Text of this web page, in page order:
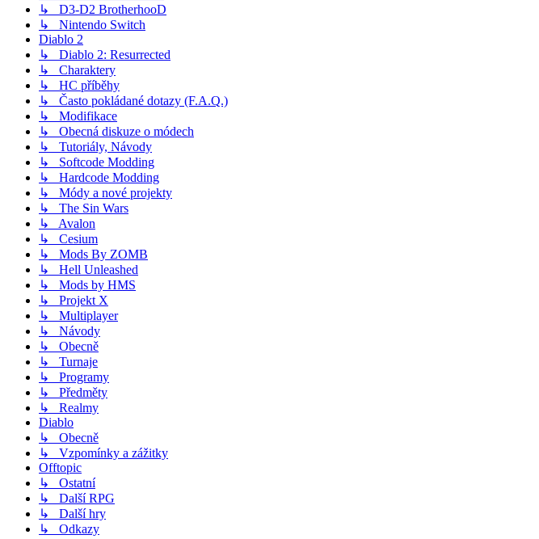
↳ D3-D2 BrotherhooD
↳ Nintendo Switch
Diablo 2
↳ Diablo 2: Resurrected
↳ Charaktery
↳ HC příběhy
↳ Často pokládané dotazy (F.A.Q.)
↳ Modifikace
↳ Obecná diskuze o módech
↳ Tutoriály, Návody
↳ Softcode Modding
↳ Hardcode Modding
↳ Módy a nové projekty
↳ The Sin Wars
↳ Avalon
↳ Cesium
↳ Mods By ZOMB
↳ Hell Unleashed
↳ Mods by HMS
↳ Projekt X
↳ Multiplayer
↳ Návody
↳ Obecně
↳ Turnaje
↳ Programy
↳ Předměty
↳ Realmy
Diablo
↳ Obecně
↳ Vzpomínky a zážitky
Offtopic
↳ Ostatní
↳ Další RPG
↳ Další hry
↳ Odkazy